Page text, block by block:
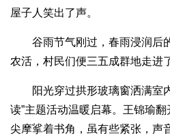
屋子人笑出了声。
谷雨节气刚过，春雨浸润后
农活，村民们便三五成群地走进
阳光穿过拱形玻璃窗洒满室内
读”主题活动温暖启幕。王锦瑜
尖摩挲着书角，虽有些紧张，声